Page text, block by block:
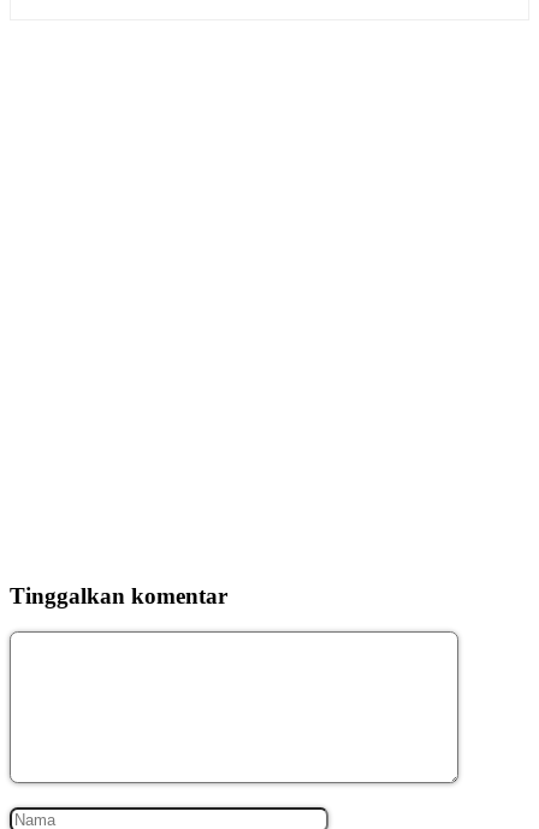
Tinggalkan komentar
Komentar
Nama Surel